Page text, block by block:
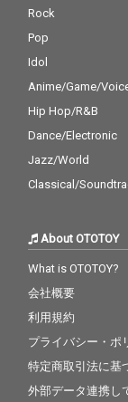
Rock
Pop
Idol
Anime/Game/
Hip Hop/R&B
Dance/Electronic
Jazz/World
Classical/
About OTOTOY
What is OTOTOY?
会社概要
利用規約
プライバシー・ポ
特定商取引法に基
外部データ連携し